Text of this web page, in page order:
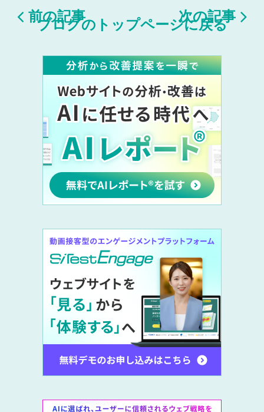
前の記事 次の記事
ブログのトップページに戻る